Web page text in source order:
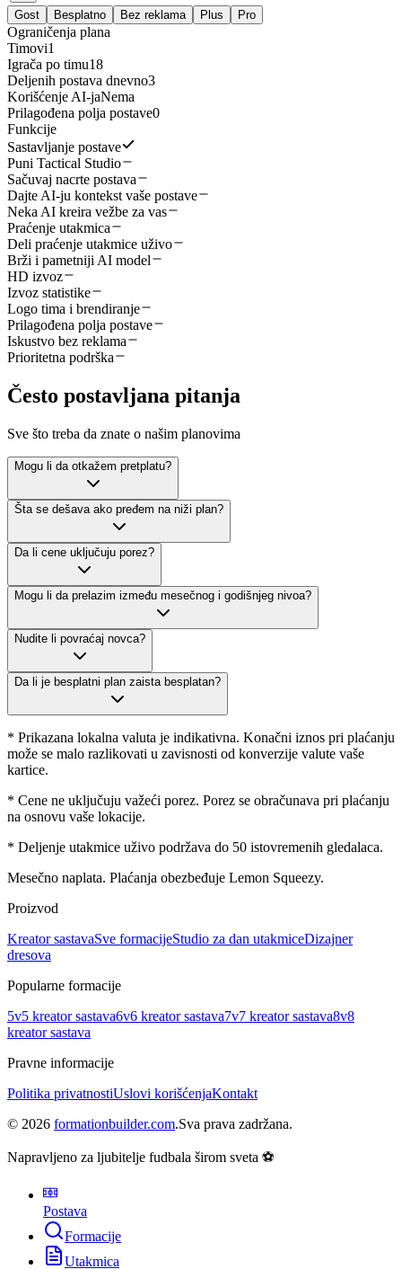
Gost Besplatno Bez reklama Plus Pro
Ograničenja plana
Timovi1
Igrača po timu18
Deljenih postava dnevno3
Korišćenje AI-jaNema
Prilagođena polja postave0
Funkcije
Sastavljanje postave
Puni Tactical Studio
Sačuvaj nacrte postava
Dajte AI-ju kontekst vaše postave
Neka AI kreira vežbe za vas
Praćenje utakmica
Deli praćenje utakmice uživo
Brži i pametniji AI model
HD izvoz
Izvoz statistike
Logo tima i brendiranje
Prilagođena polja postave
Iskustvo bez reklama
Prioritetna podrška
Često postavljana pitanja
Sve što treba da znate o našim planovima
Mogu li da otkažem pretplatu?
Šta se dešava ako pređem na niži plan?
Da li cene uključuju porez?
Mogu li da prelazim između mesečnog i godišnjeg nivoa?
Nudite li povraćaj novca?
Da li je besplatni plan zaista besplatan?
* Prikazana lokalna valuta je indikativna. Konačni iznos pri plaćanju
može se malo razlikovati u zavisnosti od konverzije valute vaše
kartice.
* Cene ne uključuju važeći porez. Porez se obračunava pri plaćanju
na osnovu vaše lokacije.
* Deljenje utakmice uživo podržava do 50 istovremenih gledalaca.
Mesečno naplata. Plaćanja obezbeđuje Lemon Squeezy.
Proizvod
Kreator sastavaSve formacijeStudio za dan utakmiceDizajner
dresova
Popularne formacije
5v5 kreator sastava6v6 kreator sastava7v7 kreator sastava8v8
kreator sastava
Pravne informacije
Politika privatnostiUslovi korišćenjaKontakt
© 2026 formationbuilder.com.Sva prava zadržana.
Napravljeno za ljubitelje fudbala širom sveta ⚽
Postava
Formacije
Utakmica